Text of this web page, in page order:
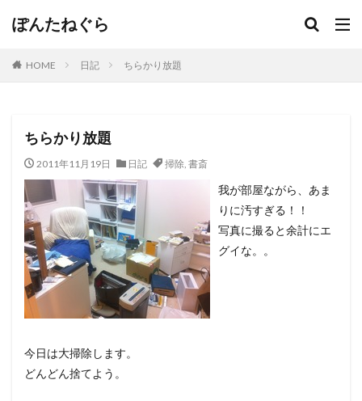
ぽんたねぐら
HOME 日記 ちらかり放題
ちらかり放題
2011年11月19日 日記 掃除, 書斎
我が部屋ながら、あま
りに汚すぎる！！
写真に撮ると余計にエ
グイな。。
今日は大掃除します。
どんどん捨てよう。